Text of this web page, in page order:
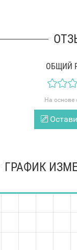
ОБЩИЙ
На основе
ГРАФИК